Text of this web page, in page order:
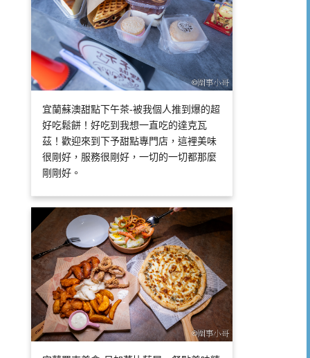
宜蘭蘇澳甜點下午茶-被我個人推到爆的超
好吃鬆餅！好吃到我想一直吃的達克瓦
茲！歡迎來到下予甜點專門店，這裡美味
很剛好，服務很剛好，一切的一切都那麼
剛剛好。